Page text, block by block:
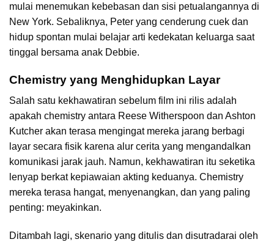
mulai menemukan kebebasan dan sisi petualangannya di
New York. Sebaliknya, Peter yang cenderung cuek dan
hidup spontan mulai belajar arti kedekatan keluarga saat
tinggal bersama anak Debbie.
Chemistry yang Menghidupkan Layar
Salah satu kekhawatiran sebelum film ini rilis adalah
apakah chemistry antara Reese Witherspoon dan Ashton
Kutcher akan terasa mengingat mereka jarang berbagi
layar secara fisik karena alur cerita yang mengandalkan
komunikasi jarak jauh. Namun, kekhawatiran itu seketika
lenyap berkat kepiawaian akting keduanya. Chemistry
mereka terasa hangat, menyenangkan, dan yang paling
penting: meyakinkan.
Ditambah lagi, skenario yang ditulis dan disutradarai oleh